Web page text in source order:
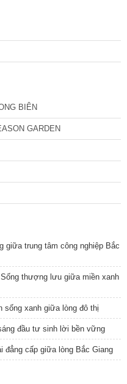
BIÊN
GARDEN
giữa trung tâm công nghiệp Bắc
thượng lưu giữa miền xanh
sống xanh giữa lòng đô thị
đầu tư sinh lời bền vững
đẳng cấp giữa lòng Bắc Giang